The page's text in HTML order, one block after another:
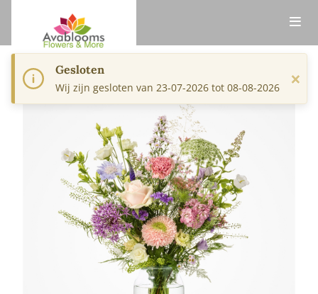
Gesloten
Wij zijn gesloten van 23-07-2026 tot 08-08-2026 ×